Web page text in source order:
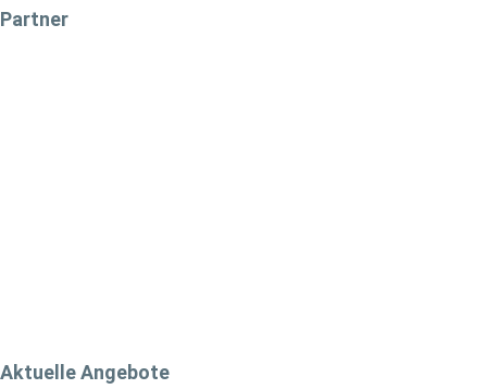
Partner
Aktuelle Angebote